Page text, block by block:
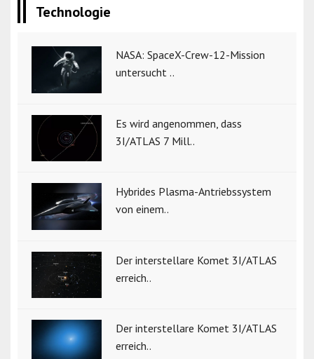
Technologie
NASA: SpaceX-Crew-12-Mission
untersucht ..
Es wird angenommen, dass
3I/ATLAS 7 Mill..
Hybrides Plasma-Antriebssystem
von einem..
Der interstellare Komet 3I/ATLAS
erreich..
Der interstellare Komet 3I/ATLAS
erreich..